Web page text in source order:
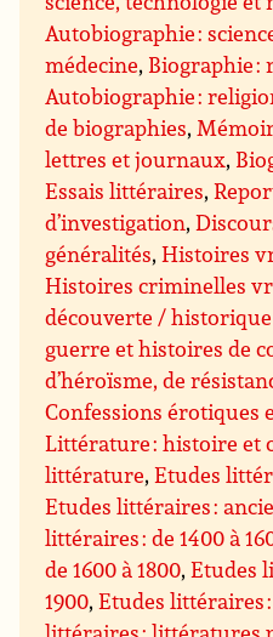
Autobiographie :
médecine, Biographie
Autobiographie :
de biographies,
lettres et journaux,
Essais littéraires,
d’investigation,
généralités,Histoires
Histoires criminelles
découverte /
guerre et histoires de
d’héroïsme, de
Confessions érotiques
Littérature : histoire et
littérature,Etudes
Etudes littéraires :
littéraires : de 1400 à
de 1600 à 1800,Etudes
1900,Etudes littéraires